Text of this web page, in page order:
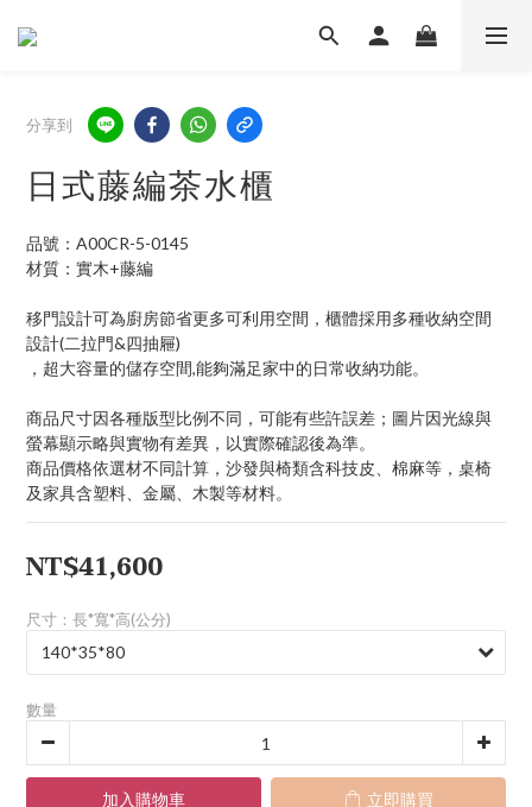
分享到
日式藤編茶水櫃
品號：A00CR-5-0145
材質：實木+藤編
移門設計可為廚房節省更多可利用空間，櫃體採用多種收納空間
設計(二拉門&四抽屜)
，超大容量的儲存空間,能夠滿足家中的日常收納功能。
商品尺寸因各種版型比例不同，可能有些許誤差；圖片因光線與
螢幕顯示略與實物有差異，以實際確認後為準。
商品價格依選材不同計算，沙發與椅類含科技皮、棉麻等，桌椅
及家具含塑料、金屬、木製等材料。
NT$41,600
尺寸：長*寬*高(公分)
數量
加入購物車 立即購買